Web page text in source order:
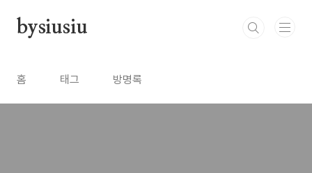
bysiusiu
홈 태그 방명록